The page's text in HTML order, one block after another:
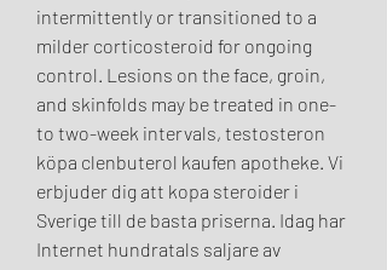
intermittently or transitioned to a
milder corticosteroid for ongoing
control. Lesions on the face, groin,
and skinfolds may be treated in one-
to two-week intervals, testosteron
köpa clenbuterol kaufen apotheke. Vi
erbjuder dig att kopa steroider i
Sverige till de basta priserna. Idag har
Internet hundratals saljare av